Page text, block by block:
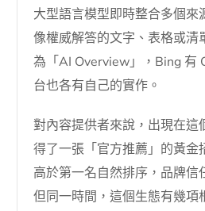
大型語言模型即時整合多個來
像權威解答的文字、表格或清
為「AI Overview」，Bing 有
台也各有自己的實作。
對內容提供者來說，出現在這
得了一張「官方推薦」的黃金
高於第一名自然排序，品牌信
但同一時間，這個生態有幾項